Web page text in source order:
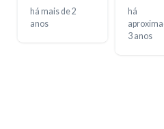
flutuou
há mais de 2
anos
da mão
há
3 anos